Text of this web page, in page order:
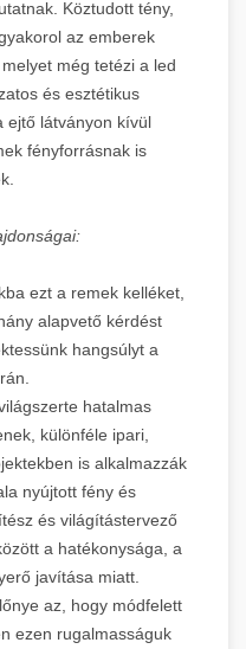
Köztudott tény,
az emberek
még tetézi a led
és esztétikus
ejtő látványon kívül
fényforrásnak is
ezt a remek kelléket,
alapvető kérdést
hangsúlyt a
hatalmas
különféle ipari,
is alkalmazzák
nyújtott fény és
és világítástervező
a hatékonysága, a
javítása miatt.
az, hogy módfelett
ezen rugalmasságuk